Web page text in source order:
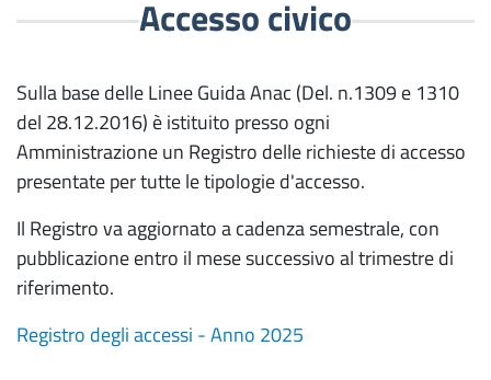
Accesso civico
Sulla base delle Linee Guida Anac (Del. n.1309 e 1310
del 28.12.2016) è istituito presso ogni
Amministrazione un Registro delle richieste di accesso
presentate per tutte le tipologie d'accesso.
Il Registro va aggiornato a cadenza semestrale, con
pubblicazione entro il mese successivo al trimestre di
riferimento.
Registro degli accessi - Anno 2025